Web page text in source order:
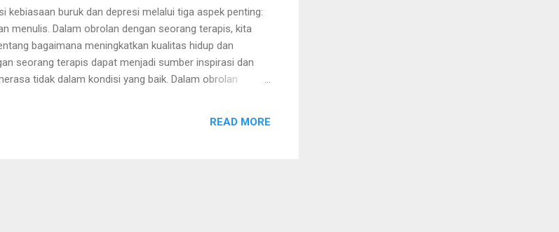
buruk dan depresi melalui tiga aspek penting:
menulis. Dalam obrolan dengan seorang terapis, kita
bagaimana meningkatkan kualitas hidup dan
seorang terapis dapat menjadi sumber inspirasi dan
tidak dalam kondisi yang baik. Dalam obrolan
kita lakukan, kita akan bekerja dengan semangat.
READ MORE